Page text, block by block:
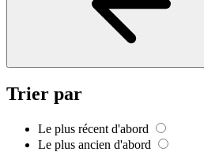
Trier par
Le plus récent d'abord
Le plus ancien d'abord